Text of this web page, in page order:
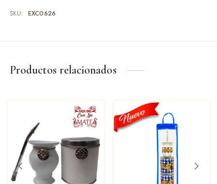
SKU: EXC0626
Productos relacionados